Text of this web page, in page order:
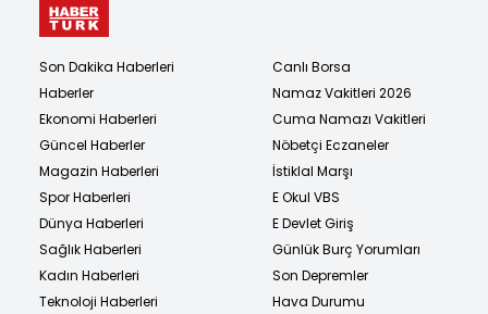
Son Dakika Haberleri
Haberler
Ekonomi Haberleri
Güncel Haberler
Magazin Haberleri
Spor Haberleri
Dünya Haberleri
Sağlık Haberleri
Kadın Haberleri
Teknoloji Haberleri
Canlı Borsa
Namaz Vakitleri 2026
Cuma Namazı Vakitleri
Nöbetçi Eczaneler
İstiklal Marşı
E Okul VBS
E Devlet Giriş
Günlük Burç Yorumları
Son Depremler
Hava Durumu